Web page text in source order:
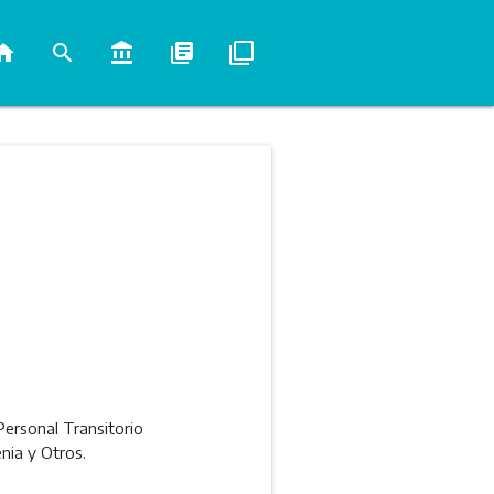
search account_balance library_books filter_none
Transitorio
y Otros.